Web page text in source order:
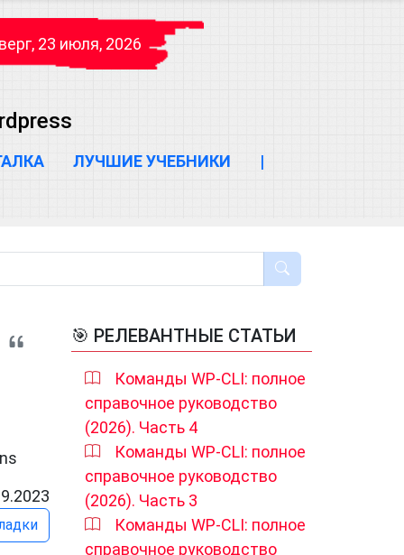
23 июля, 2026
ЛУЧШИЕ УЧЕБНИКИ |
🎯 РЕЛЕВАНТНЫЕ СТАТЬИ
Команды WP-CLI: полное
справочное руководство
(2026). Часть 4
Команды WP-CLI: полное
справочное руководство
(2026). Часть 3
Команды WP-CLI: полное
справочное руководство